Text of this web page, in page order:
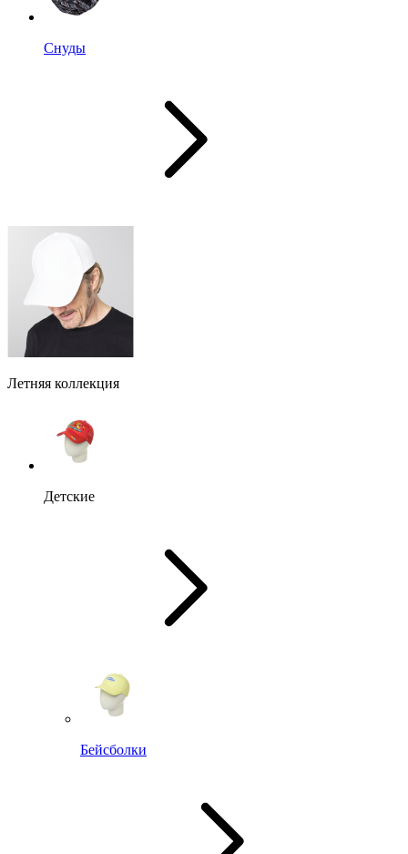
Снуды
Летняя коллекция
Детские
Бейсболки